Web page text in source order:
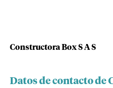
Constructora Box S A S
Datos de contacto de